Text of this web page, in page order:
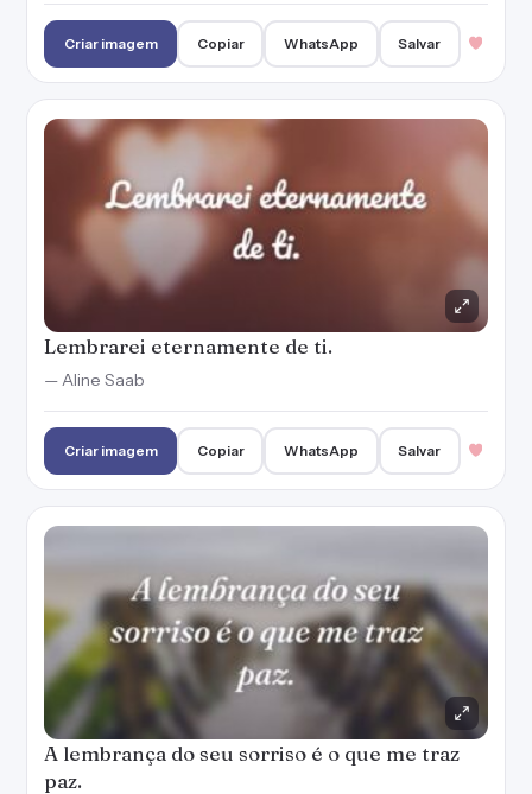
Criar imagem Copiar WhatsApp Salvar
Lembrarei eternamente de ti.
— Aline Saab
Criar imagem Copiar WhatsApp Salvar
A lembrança do seu sorriso é o que me traz
paz.